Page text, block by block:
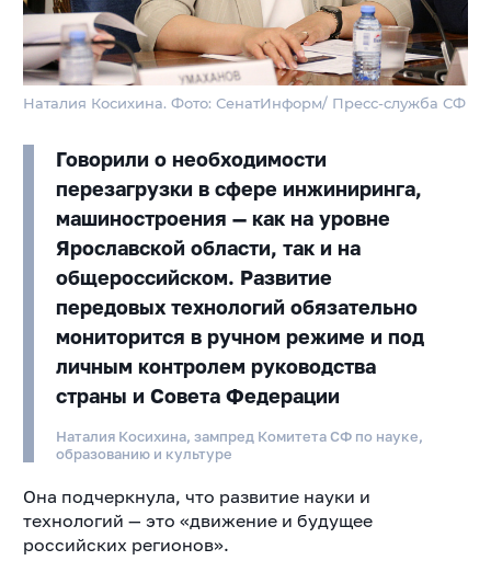
Наталия Косихина. Фото: СенатИнформ/ Пресс-служба СФ
Говорили о необходимости
перезагрузки в сфере инжиниринга,
машиностроения — как на уровне
Ярославской области, так и на
общероссийском. Развитие
передовых технологий обязательно
мониторится в ручном режиме и под
личным контролем руководства
страны и Совета Федерации
Наталия Косихина, зампред Комитета СФ по науке,
образованию и культуре
Она подчеркнула, что развитие науки и
технологий — это «движение и будущее
российских регионов».